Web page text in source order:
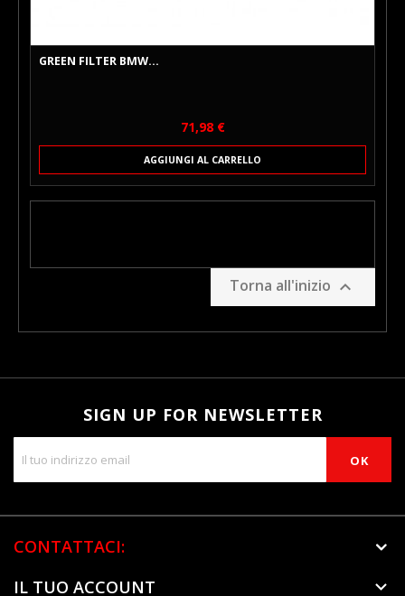
GREEN FILTER BMW...
Prezzo
71,98 €
AGGIUNGI AL CARRELLO
Torna all'inizio 
SIGN UP FOR NEWSLETTER
CONTATTACI:
IL TUO ACCOUNT
